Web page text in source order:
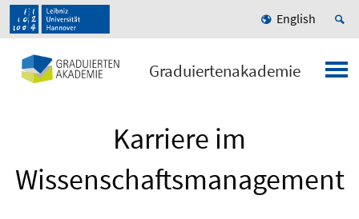
English
Graduiertenakademie
Karriere im
Wissenschaftsmanagement